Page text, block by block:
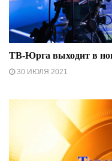
ТВ-Юрга выходит в
30 ИЮЛЯ 2021